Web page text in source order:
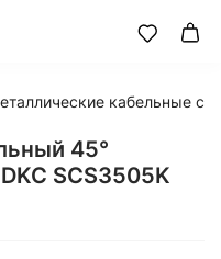
кабельные
45°
SCS3505K